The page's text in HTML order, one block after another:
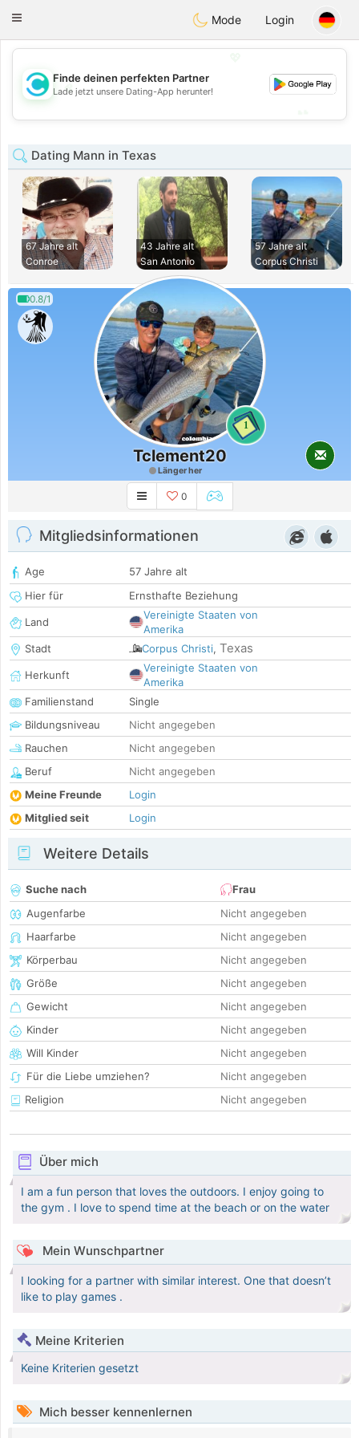
olombiaCitas
Toggle
Mode Login
💖
💕
Finde deinen perfekten Partner
Lade jetzt unsere Dating-App herunter!
Dating Mann in Texas
67 Jahre alt
Conroe
43 Jahre alt
San Antonio
57 Jahre alt
Corpus Christi
0.8/1
1
Tclement20
Länger her
0
Mitgliedsinformationen
Age
57 Jahre alt
Hier für
Ernsthafte Beziehung
Land
Vereinigte Staaten von
Amerika
Stadt
Corpus Christi, Texas
Herkunft
Vereinigte Staaten von
Amerika
Familienstand
Single
Bildungsniveau
Nicht angegeben
Rauchen
Nicht angegeben
Beruf
Nicht angegeben
Meine Freunde
Login
Mitglied seit
Login
Weitere Details
Suche nach
Frau
Augenfarbe
Nicht angegeben
Haarfarbe
Nicht angegeben
Körperbau
Nicht angegeben
Größe
Nicht angegeben
Gewicht
Nicht angegeben
Kinder
Nicht angegeben
Will Kinder
Nicht angegeben
Für die Liebe umziehen?
Nicht angegeben
Religion
Nicht angegeben
Über mich
I am a fun person that loves the outdoors. I enjoy going to
the gym . I love to spend time at the beach or on the water
Mein Wunschpartner
I looking for a partner with similar interest. One that doesn’t
like to play games .
Meine Kriterien
Keine Kriterien gesetzt
Mich besser kennenlernen